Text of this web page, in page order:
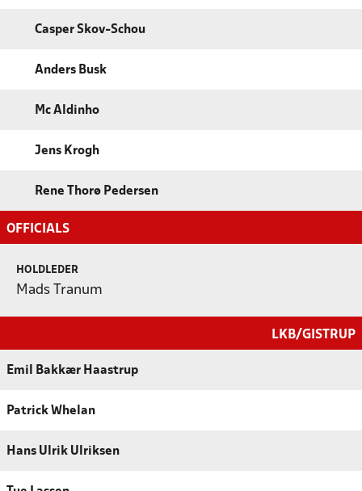
Casper Skov-Schou
Anders Busk
Mc Aldinho
Jens Krogh
Rene Thorø Pedersen
OFFICIALS
HOLDLEDER
Mads Tranum
LKB/GISTRUP
Emil Bakkær Haastrup
Patrick Whelan
Hans Ulrik Ulriksen